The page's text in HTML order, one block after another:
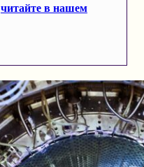
читайте в нашем